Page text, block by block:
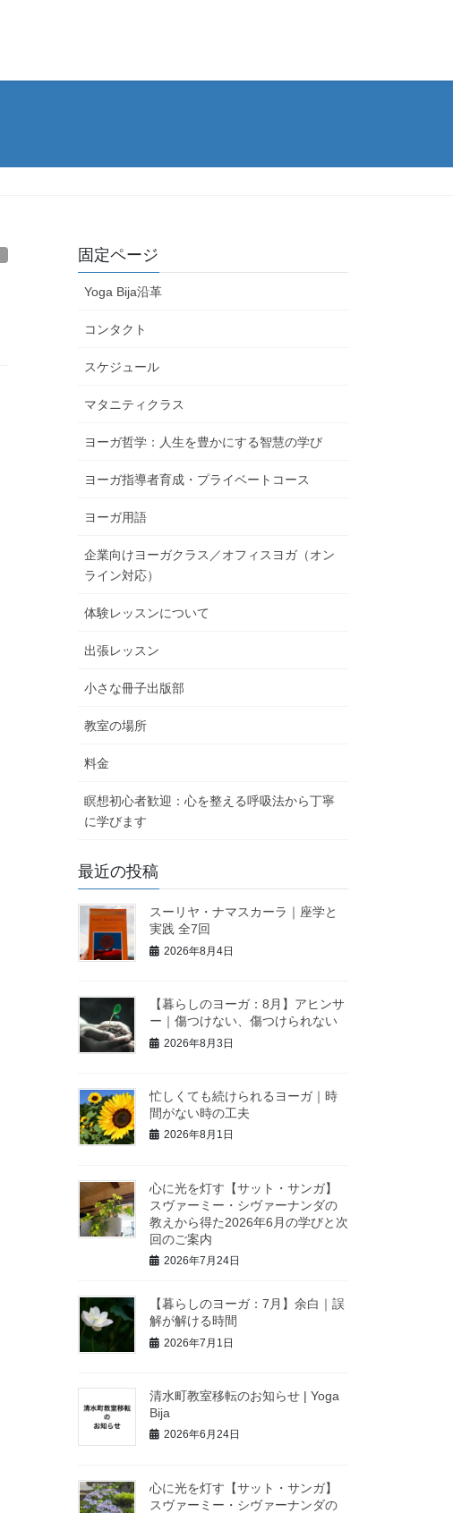
固定ページ
Yoga Bija沿革
コンタクト
スケジュール
マタニティクラス
ヨーガ哲学：人生を豊かにする智慧の学び
ヨーガ指導者育成・プライベートコース
ヨーガ用語
企業向けヨーガクラス／オフィスヨガ（オン
ライン対応）
体験レッスンについて
出張レッスン
小さな冊子出版部
教室の場所
料金
瞑想初心者歓迎：心を整える呼吸法から丁寧
に学びます
最近の投稿
スーリヤ・ナマスカーラ｜座学と
実践 全7回
2026年8月4日
【暮らしのヨーガ：8月】アヒンサ
ー｜傷つけない、傷つけられない
2026年8月3日
忙しくても続けられるヨーガ｜時
間がない時の工夫
2026年8月1日
心に光を灯す【サット・サンガ】
スヴァーミー・シヴァーナンダの
教えから得た2026年6月の学びと次
回のご案内
2026年7月24日
【暮らしのヨーガ：7月】余白｜誤
解が解ける時間
2026年7月1日
清水町教室移転のお知らせ | Yoga
Bija
2026年6月24日
心に光を灯す【サット・サンガ】
スヴァーミー・シヴァーナンダの